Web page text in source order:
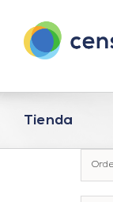
contenido
Tienda